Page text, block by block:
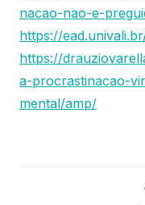
nacao-nao-e-
https://
https://
a-procrastinacao-
mental/amp/